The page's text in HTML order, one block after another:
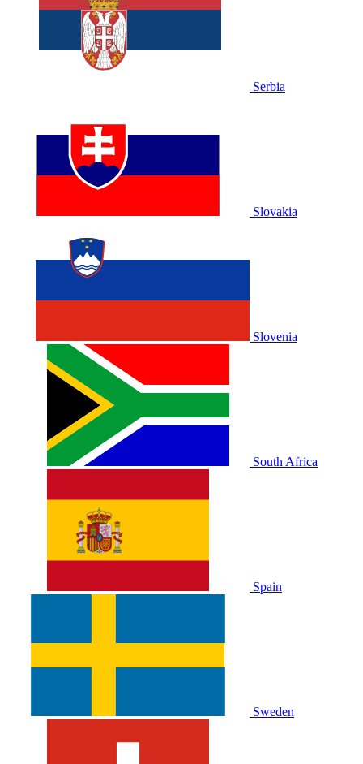
Serbia
Slovakia
Slovenia
South Africa
Spain
Sweden